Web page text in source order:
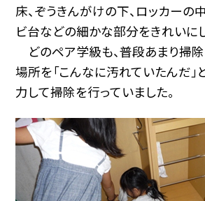
床、ぞうきんがけの下、ロッカーの
ビ台などの細かな部分をきれいに
どのペア学級も、普段あまり掃
場所を「こんなに汚れていたんだ」
力して掃除を行っていました。